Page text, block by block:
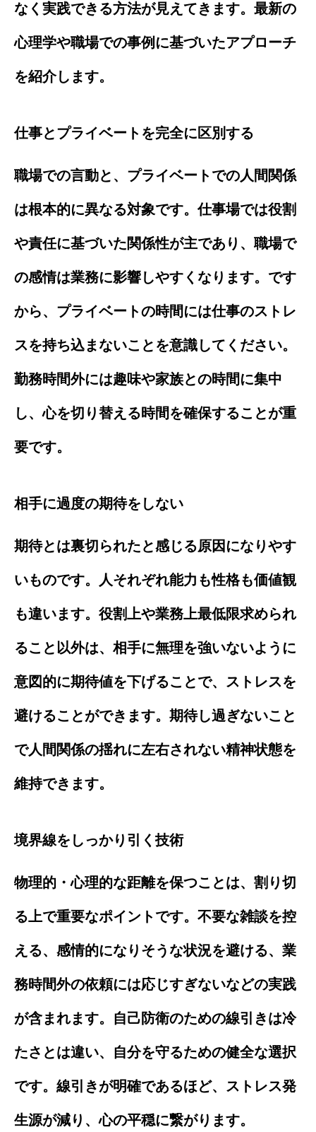
なく実践できる方法が見えてきます。最新の
心理学や職場での事例に基づいたアプローチ
を紹介します。
仕事とプライベートを完全に区別する
職場での言動と、プライベートでの人間関係
は根本的に異なる対象です。仕事場では役割
や責任に基づいた関係性が主であり、職場で
の感情は業務に影響しやすくなります。です
から、プライベートの時間には仕事のストレ
スを持ち込まないことを意識してください。
勤務時間外には趣味や家族との時間に集中
し、心を切り替える時間を確保することが重
要です。
相手に過度の期待をしない
期待とは裏切られたと感じる原因になりやす
いものです。人それぞれ能力も性格も価値観
も違います。役割上や業務上最低限求められ
ること以外は、相手に無理を強いないように
意図的に期待値を下げることで、ストレスを
避けることができます。期待し過ぎないこと
で人間関係の揺れに左右されない精神状態を
維持できます。
境界線をしっかり引く技術
物理的・心理的な距離を保つことは、割り切
る上で重要なポイントです。不要な雑談を控
える、感情的になりそうな状況を避ける、業
務時間外の依頼には応じすぎないなどの実践
が含まれます。自己防衛のための線引きは冷
たさとは違い、自分を守るための健全な選択
です。線引きが明確であるほど、ストレス発
生源が減り、心の平穏に繋がります。